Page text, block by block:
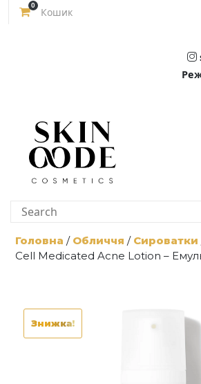
Skip
0
Кошик
Головна / Обличчя / Сироватки
Cell Medicated Acne Lotion –
Знижка!